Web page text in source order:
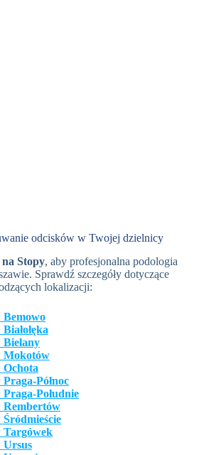
odcisków w Twojej dzielnicy
na Stopy, aby profesjonalna podologia
Sprawdź szczegóły dotyczące
lokalizacji:
Bemowo
Białołęka
Bielany
Mokotów
Ochota
Praga-Północ
Praga-Południe
Rembertów
Śródmieście
Targówek
Ursus